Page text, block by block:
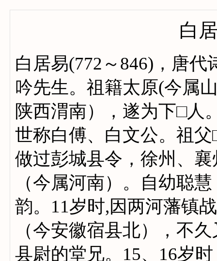
白
白居易(772～846)，唐
吟先生。祖籍太原(今属
陕西渭南），遂为下□人
世称白傅、白文公。祖
做过彭城县令，徐州、
（今属河南）。自幼聪
韵。11岁时,因两河藩镇
（今安徽宿县北），不
县尉的堂兄。15、16岁